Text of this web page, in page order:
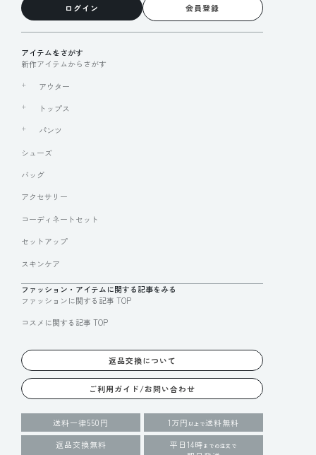
ログイン 会員登録
アイテムをさがす
新作アイテムからさがす
アウター
トップス
パンツ
シューズ
バッグ
アクセサリー
コーディネートセット
セットアップ
スキンケア
ファッション・アイテムに関する記事をみる
ファッションに関する記事 TOP
コスメに関する記事 TOP
返品交換について
ご利用ガイド/お問い合わせ
送料一律550円 1万円 以上で送料無料
返品交換無料
平日14時 までの注文で